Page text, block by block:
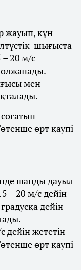
жауып, күн
шығыста
– 20 м/с
мен
өрт қаупі
шаңды дауыл
– 20 м/с дейін
дейін
дейін жететін
өрт қаупі